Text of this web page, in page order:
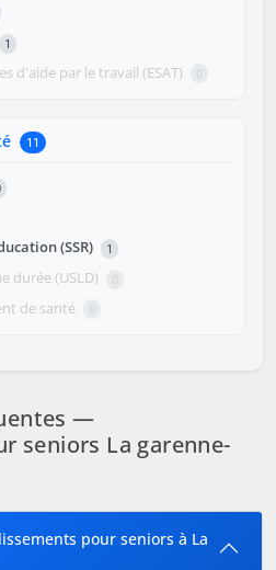
1
d'aide par le travail (ESAT) 0
11
(SSR) 1
durée (USLD) 0
de santé 0
—
seniors La garenne-
pour seniors à La